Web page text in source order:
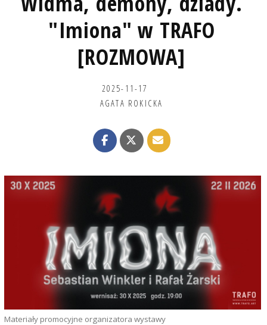
"Imiona" w TRAFO
[ROZMOWA]
2025-11-17
AGATA ROKICKA
Materiały promocyjne organizatora wystawy